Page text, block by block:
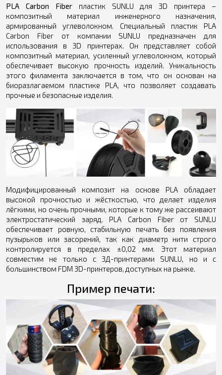
PLA Carbon Fiberпластик SUNLU для 3D принтера –
композитный материал инженерного назначения,
армированный углеволокном. Специальный пластик PLA
Carbon Fiber от компании SUNLU предназначен для
использования в 3D принтерах. Он представляет собой
композитный материал, усиленный углеволокном, который
обеспечивает высокую прочность изделий. Уникальность
этого филамента заключается в том, что он основан на
биоразлагаемом пластике PLA, что позволяет создавать
прочные и безопасные изделия.
Модифицированный композит на основе PLA обладает
высокой прочностью и жёсткостью, что делает изделия
лёгкими, но очень прочными, которые к тому же рассеивают
электростатический заряд. PLA Carbon Fiber от SUNLU
обеспечивает ровную, стабильную печать без появления
пузырьков или засорений, так как диаметр нити строго
контролируется в пределах ±0,02 мм. Этот материал
совместим не только с 3Д-принтерами SUNLU, но и с
большинством FDM 3D-принтеров, доступных на рынке.
Пример печати: